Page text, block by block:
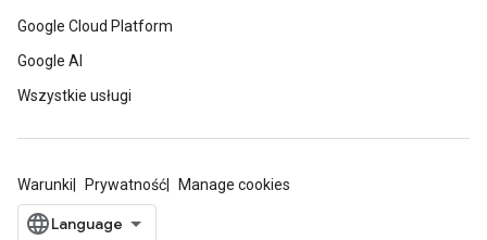
Google Cloud Platform
Google AI
Wszystkie usługi
Warunki Prywatność Manage cookies